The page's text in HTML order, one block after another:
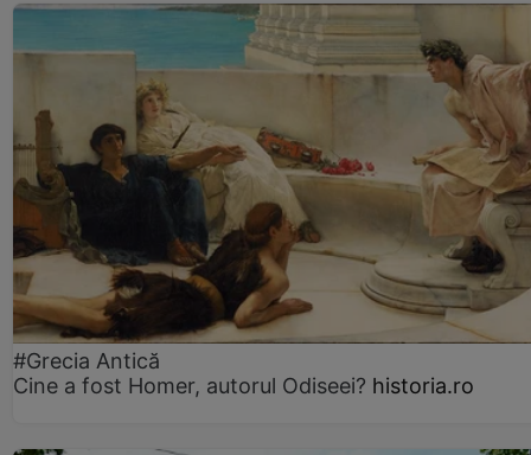
#Grecia Antică
Cine a fost Homer, autorul Odiseei? historia.ro